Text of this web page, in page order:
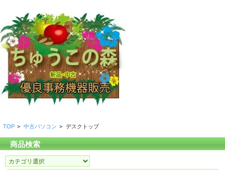
TOP > 中古パソコン > デスクトップ
商品検索